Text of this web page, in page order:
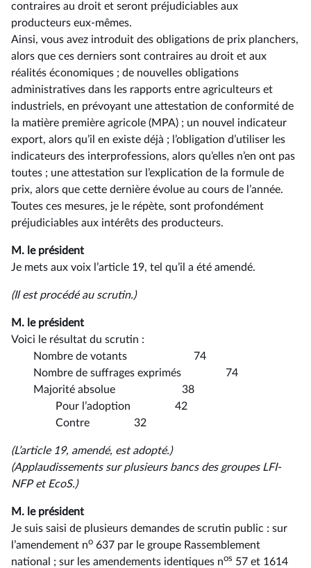
contraires au droit et seront préjudiciables aux
producteurs eux-mêmes.
Ainsi, vous avez introduit des obligations de prix planchers,
alors que ces derniers sont contraires au droit et aux
réalités économiques ; de nouvelles obligations
administratives dans les rapports entre agriculteurs et
industriels, en prévoyant une attestation de conformité de
la matière première agricole (MPA) ; un nouvel indicateur
export, alors qu’il en existe déjà ; l’obligation d’utiliser les
indicateurs des interprofessions, alors qu’elles n’en ont pas
toutes ; une attestation sur l’explication de la formule de
prix, alors que cette dernière évolue au cours de l’année.
Toutes ces mesures, je le répète, sont profondément
préjudiciables aux intérêts des producteurs.
M. le président
Je mets aux voix l’article 19, tel qu’il a été amendé.
(Il est procédé au scrutin.)
M. le président
Voici le résultat du scrutin :
Nombre de votants 74
Nombre de suffrages exprimés 74
Majorité absolue 38
Pour l’adoption 42
Contre 32
(L’article 19, amendé, est adopté.)
(Applaudissements surplusieurs bancs des groupesLFI-
NFPet EcoS.)
M. le président
Je suis saisi de plusieurs demandes de scrutin public : sur
l’amendement no 637 par le groupe Rassemblement
national ; sur les amendements identiques nos 57 et 1614